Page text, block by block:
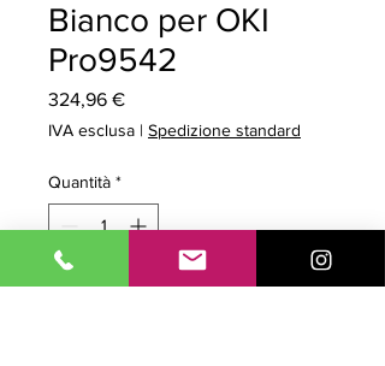
Bianco per OKI
Pro9542
324,96 €Prezzo
IVA esclusa | Spedizione standard
Quantità *